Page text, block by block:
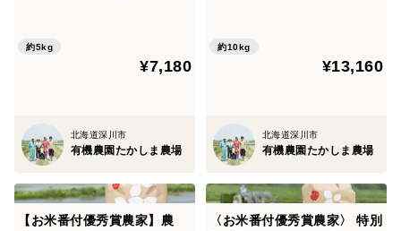
約5kg
¥7,180
北海道深川市
有機農園たかしま農場
約10kg
¥13,160
北海道深川市
有機農園たかしま農場
【お米番付優秀賞農家】農
〈お米番付優秀賞農家〉 特別